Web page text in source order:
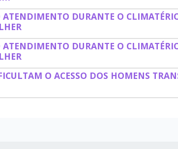
DURANTE O
DURANTE O
O ACESSO DOS HOMENS